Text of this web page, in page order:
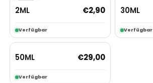
2ML
Verfügbar
€2,90 30ML
Verfügbar
50ML
Verfügbar
€29,00